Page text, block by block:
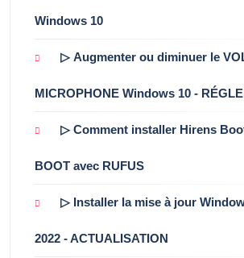
Windows 10
▷ Augmenter ou diminuer le
MICROPHONE Windows 10 -
▷ Comment installer Hirens
BOOT avec RUFUS
▷ Installer la mise à jour
2022 - ACTUALISATION